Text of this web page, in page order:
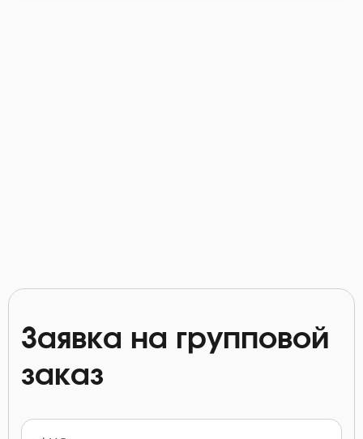
Заявка на групповой
заказ